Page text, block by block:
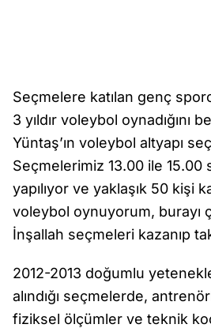
Seçmelere katılan genç
3 yıldır voleybol oynadığını
Yüntaş’ın voleybol altyapı
Seçmelerimiz 13.00 ile 15.00
yapılıyor ve yaklaşık 50 kişi
voleybol oynuyorum, burayı
İnşallah seçmeleri kazanıp
2012-2013 doğumlu
alındığı seçmelerde,
fiziksel ölçümler ve teknik